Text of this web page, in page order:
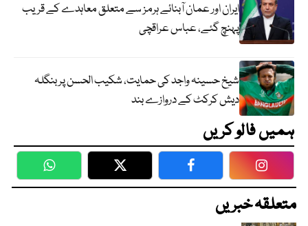
ایران اور عمان آبنائے ہرمز سے متعلق معاہدے کے قریب
پہنچ گئے، عباس عراقچی
شیخ حسینہ واجد کی حمایت، شکیب الحسن پر بنگلہ
دیش کرکٹ کے دروازے بند
ہمیں فالو کریں
WhatsApp Twitter Facebook
متعلقہ خبریں